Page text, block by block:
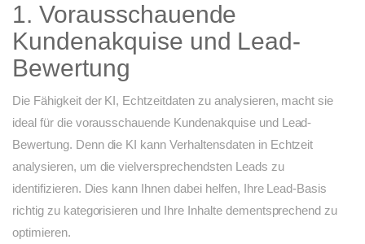
1. Vorausschauende
Kundenakquise und Lead-
Bewertung
Die Fähigkeit der KI, Echtzeitdaten zu analysieren, macht sie
ideal für die vorausschauende Kundenakquise und Lead-
Bewertung. Denn die KI kann Verhaltensdaten in Echtzeit
analysieren, um die vielversprechendsten Leads zu
identifizieren. Dies kann Ihnen dabei helfen, Ihre Lead-Basis
richtig zu kategorisieren und Ihre Inhalte dementsprechend zu
optimieren.